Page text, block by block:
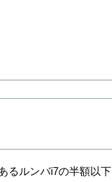
るルンバi7の半額以下